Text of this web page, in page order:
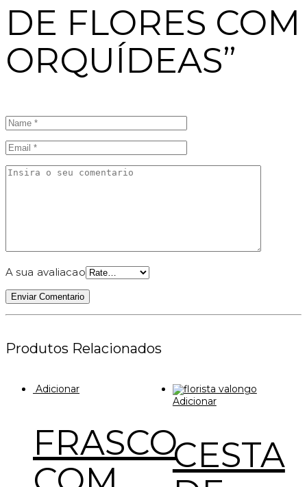
DE FLORES COM
ORQUÍDEAS”
A sua avaliacao
Produtos Relacionados
Adicionar
FRASCO
Adicionar
CESTA